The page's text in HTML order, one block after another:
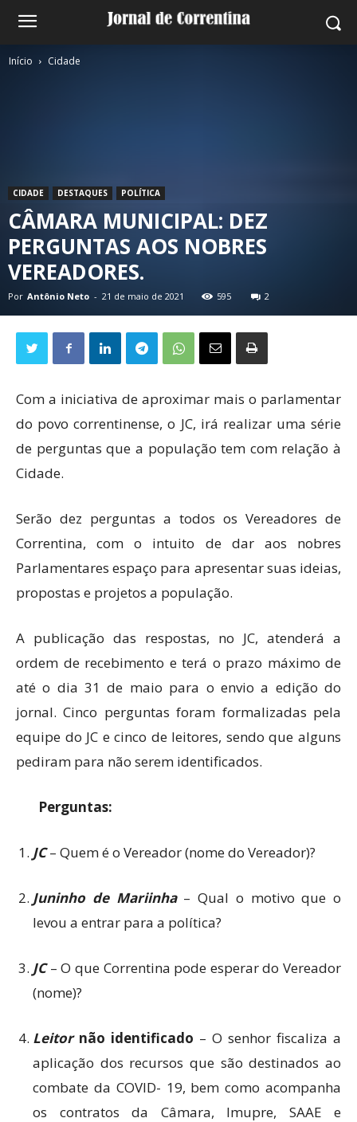
Início Cidade
CIDADE DESTAQUES POLÍTICA
CÂMARA MUNICIPAL: DEZ
PERGUNTAS AOS NOBRES
VEREADORES.
Por Antônio Neto - 21 de maio de 2021 595 2
Com a iniciativa de aproximar mais o parlamentar
do povo correntinense, o JC, irá realizar uma série
de perguntas que a população tem com relação à
Cidade.
Serão dez perguntas a todos os Vereadores de
Correntina, com o intuito de dar aos nobres
Parlamentares espaço para apresentar suas ideias,
propostas e projetos a população.
A publicação das respostas, no JC, atenderá a
ordem de recebimento e terá o prazo máximo de
até o dia 31 de maio para o envio a edição do
jornal. Cinco perguntas foram formalizadas pela
equipe do JC e cinco de leitores, sendo que alguns
pediram para não serem identificados.
Perguntas:
JC– Quem é o Vereador (nome do Vereador)?
Juninho de Mariinha – Qual o motivo que o
levou a entrar para a política?
JC– O que Correntina pode esperar do Vereador
(nome)?
Leitornão identificado – O senhor fiscaliza a
aplicação dos recursos que são destinados ao
combate da COVID- 19, bem como acompanha
os contratos da Câmara, Imupre, SAAE e